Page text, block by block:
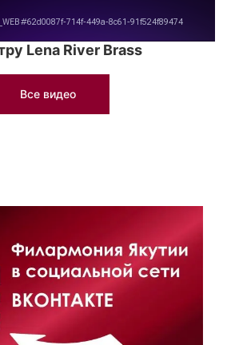
Lena River Brass
Все видео